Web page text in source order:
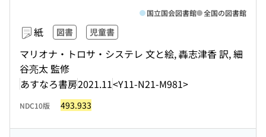
紙 図書 児童書
マリオナ・トロサ・システレ 文と絵, 轟志津香 訳, 細
谷亮太 監修
あすなろ書房2021.11<Y11-N21-M981>
国立国会図書館 全国の図書館
NDC10版 493.933